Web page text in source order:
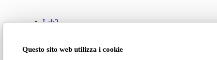
Questo sito web utilizza i cookie
Lab2
Lab1